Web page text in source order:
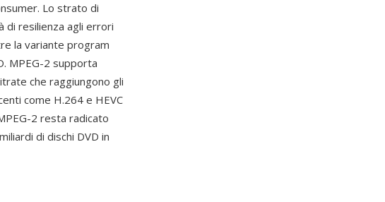
Lo strato di
di resilienza agli errori
la variante program
MPEG-2 supporta
che raggiungono gli
come H.264 e HEVC
2 resta radicato
di dischi DVD in